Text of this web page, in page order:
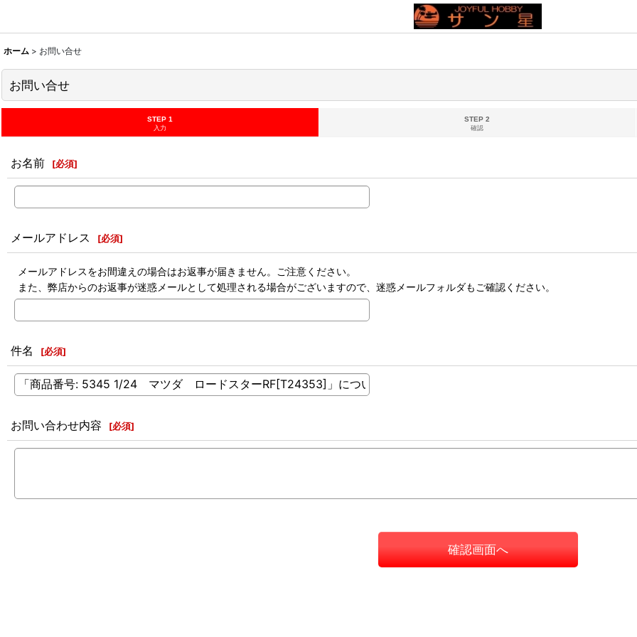
ホーム > お問い合せ
お問い合せ
STEP 1
入力
STEP 2
確認
お名前 [必須]
メールアドレス [必須]
メールアドレスをお間違えの場合はお返事が届きません。ご注意ください。
また、弊店からのお返事が迷惑メールとして処理される場合がございますので、迷惑メールフォルダもご確認ください。
件名 [必須]
お問い合わせ内容 [必須]
確認画面へ